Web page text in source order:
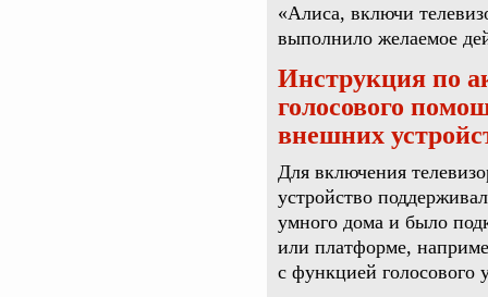
«Алиса, включи
выполнило желаемое
Инструкция по
голосового
внешних
Для включения
устройство
умного дома и было
или платформе,
с функцией голосового